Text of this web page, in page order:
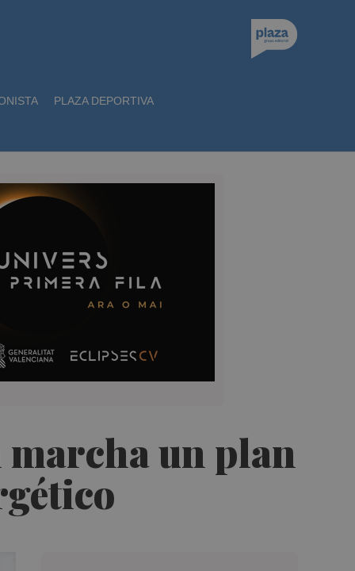
PLAZA DEPORTIVA
marcha un plan